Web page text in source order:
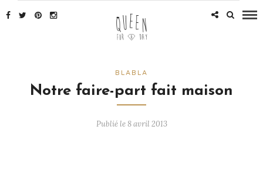
BLABLA
Notre faire-part fait maison
Publié le 8 avril 2013